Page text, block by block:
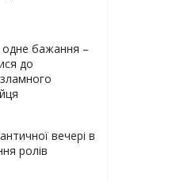
одне бажання –
до
вечері в
ролів